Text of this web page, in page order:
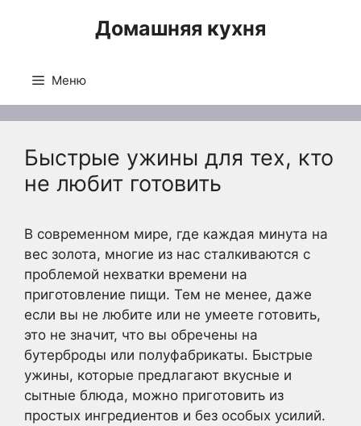
Домашняя кухня
Меню
Быстрые ужины для тех, кто
не любит готовить
В современном мире, где каждая минута на
вес золота, многие из нас сталкиваются с
проблемой нехватки времени на
приготовление пищи. Тем не менее, даже
если вы не любите или не умеете готовить,
это не значит, что вы обречены на
бутерброды или полуфабрикаты. Быстрые
ужины, которые предлагают вкусные и
сытные блюда, можно приготовить из
простых ингредиентов и без особых усилий.